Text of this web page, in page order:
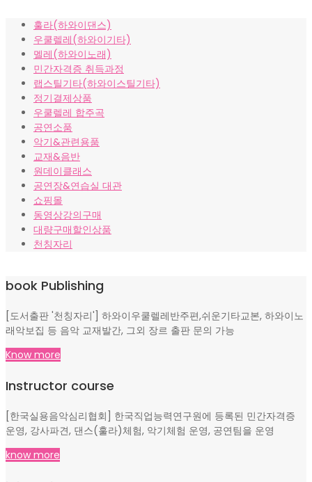
격:
₩10,000.
격:
₩8,000.
훌라(하와이댄스)
우쿨렐레(하와이기타)
멜레(하와이노래)
민간자격증 취득과정
랩스틸기타(하와이스틸기타)
정기결제상품
우쿨렐레 합주곡
공연소품
악기&관련용품
교재&음반
원데이클래스
공연장&연습실 대관
쇼핑몰
동영상강의구매
대량구매할인상품
천칭자리
book Publishing
[도서출판 '천칭자리'] 하와이우쿨렐레반주편,쉬운기타교본, 하와이노
래악보집 등 음악 교재발간, 그외 장르 출판 문의 가능
Know more
Instructor course
[한국실용음악심리협회] 한국직업능력연구원에 등록된 민간자격증
운영, 강사파견, 댄스(훌라)체험, 악기체험 운영, 공연팀을 운영
know more